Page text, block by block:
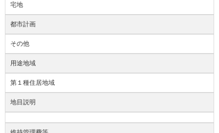
宅地
都市計画
その他
用途地域
第１種住居地域
地目説明